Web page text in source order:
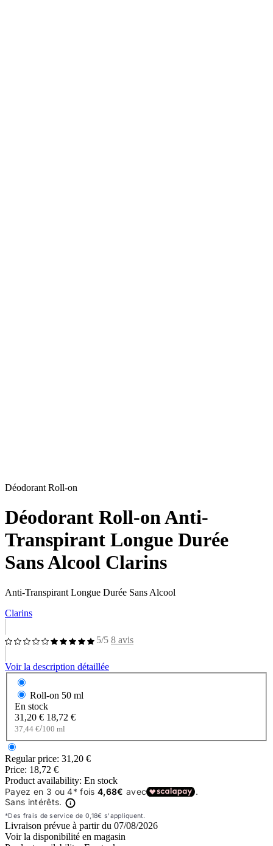
Déodorant Roll-on
Déodorant Roll-on Anti-
Transpirant Longue Durée
Sans Alcool Clarins
Anti-Transpirant Longue Durée Sans Alcool
Clarins
5/5 8 avis
Voir la description détaillée
Roll-on 50 ml
En stock
31,20 € 18,72 €
37,44 €/100 ml
Regular price: 31,20 €
Price: 18,72 €
Product availability: En stock
Livraison prévue à partir du 07/08/2026
Voir la disponibilité en magasin